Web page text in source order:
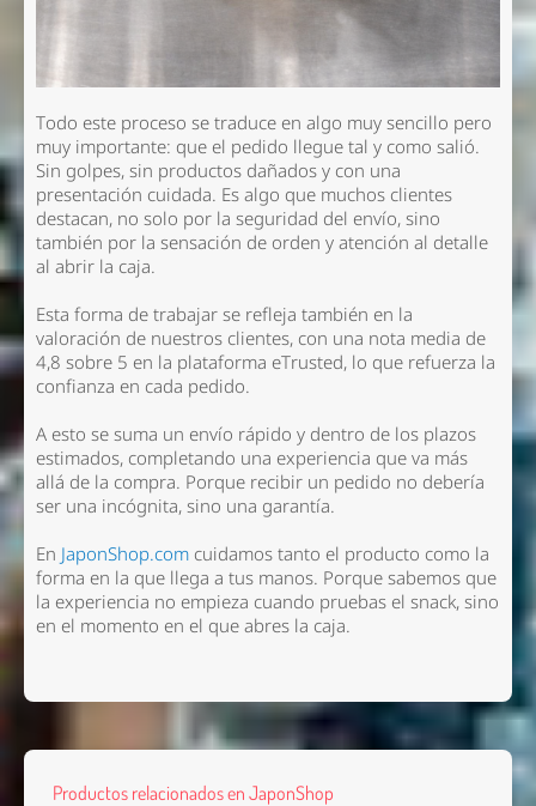
Todo este proceso se traduce en algo muy sencillo pero
muy importante: que el pedido llegue tal y como salió.
Sin golpes, sin productos dañados y con una
presentación cuidada. Es algo que muchos clientes
destacan, no solo por la seguridad del envío, sino
también por la sensación de orden y atención al detalle
al abrir la caja.
Esta forma de trabajar se refleja también en la
valoración de nuestros clientes, con una nota media de
4,8 sobre 5 en la plataforma eTrusted, lo que refuerza la
confianza en cada pedido.
A esto se suma un envío rápido y dentro de los plazos
estimados, completando una experiencia que va más
allá de la compra. Porque recibir un pedido no debería
ser una incógnita, sino una garantía.
En JaponShop.comcuidamos tanto el producto como la
forma en la que llega a tus manos. Porque sabemos que
la experiencia no empieza cuando pruebas el snack, sino
en el momento en el que abres la caja.
Productos relacionados en JaponShop